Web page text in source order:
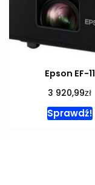
Epson EF-11
3 920,99zł
Sprawdź!